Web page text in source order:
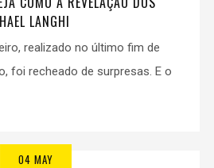
LANGHI
realizado no último fim de
foi recheado de surpresas. E o
04 MAY